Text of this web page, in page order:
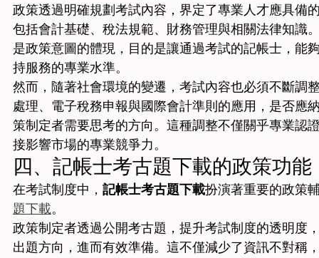
政策透過明確規劃考試內容，界定了專業人才應具備
包括會計基礎、稅法規範、財務管理與相關法律知識
是政策意圖的體現，目的是讓通過考試的記帳士，能
持服務的專業水準。
然而，隨著社會環境的變遷，考試內容也必須不斷調
處理、電子稅務申報與國際會計準則的應用，是否應
策制定者需要思考的方向。這種調整不僅關乎專業認
接影響市場的專業競爭力。
四、記帳士考古題下載的政策功能
在考試制度中， 記帳士考古題下載扮演著重要的政策
題下載。
政策制定者透過公開考古題，提升考試制度的透明度
出題方向，進而有效準備。這不僅減少了資訊不對稱